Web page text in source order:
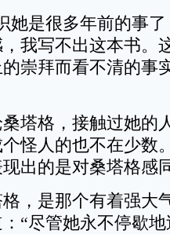
是很多年前的事了
我写不出这本书。
崇拜而看不清的事
格，接触过她的
怪人的也不在少数
出的是对桑塔格感
是那个有着强大
“尽管她永不停歇